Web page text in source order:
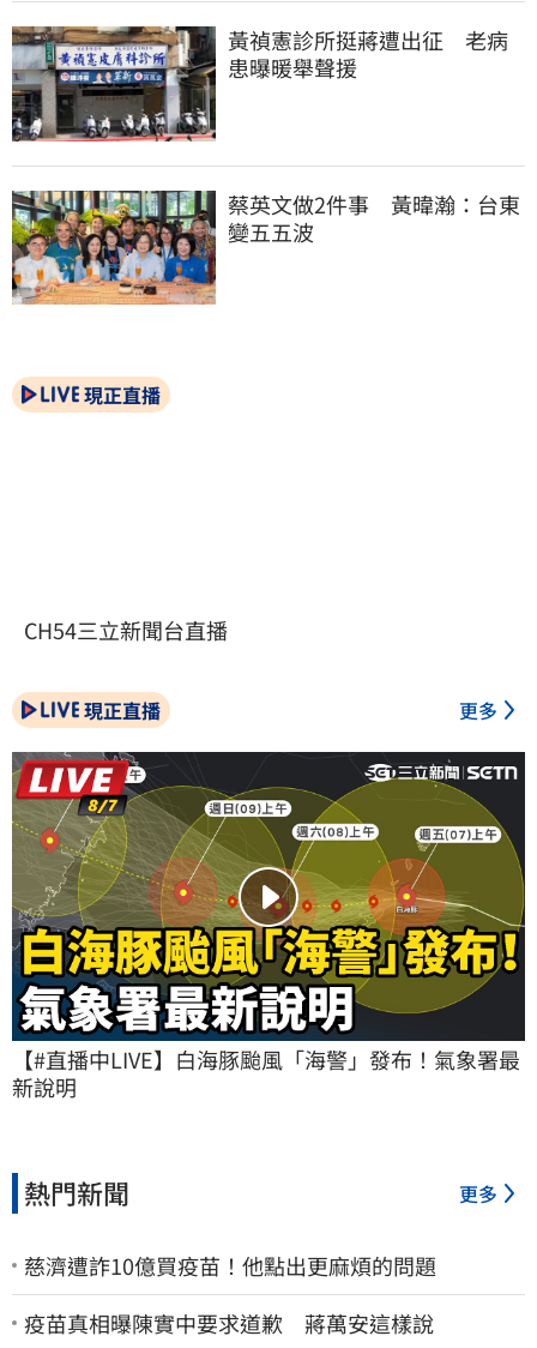
黃禎憲診所挺蔣遭出征　老病
患曝暖舉聲援
蔡英文做2件事　黃暐瀚：台東
變五五波
現正直播
CH54三立新聞台直播
現正直播 更多
【#直播中LIVE】白海豚颱風「海警」發布！氣象署最
新說明
熱門新聞 更多
慈濟遭詐10億買疫苗！他點出更麻煩的問題
疫苗真相曝陳實中要求道歉 蔣萬安這樣說